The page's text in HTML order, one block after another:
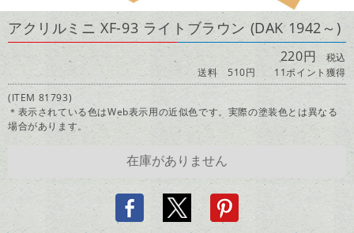
アクリルミニ XF-93 ライトブラウン (DAK 1942～)
220円 税込
送料 510円
11ポイント獲得
(ITEM 81793)
＊表示されている色はWeb表示用の近似色です。実際の塗装色とは異なる
場合があります。